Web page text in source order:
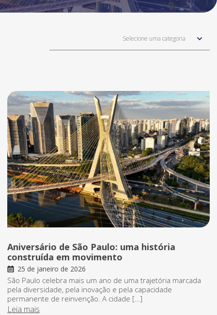
Selecione uma categoria
Aniversário de São Paulo: uma história
construída em movimento
25 de janeiro de 2026
São Paulo celebra mais um ano de uma trajetória marcada
pela diversidade, pela inovação e pela capacidade
permanente de reinvenção. A cidade […]
Leia mais